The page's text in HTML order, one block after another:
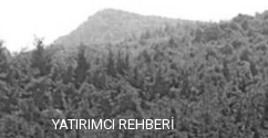
YATIRIMCI REHBERİ